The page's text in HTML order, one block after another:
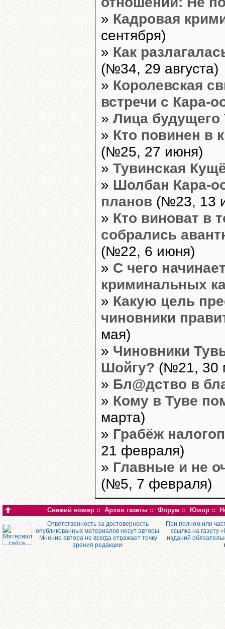
» Кадровая
сентября)
» Как
(№34, 29 августа)
» Королевская
встречи с Кара-
» Лица
» Кто повинен в
(№25, 27 июня)
» Тувинская
» Шолбан Кара-
планов (№23, 13
» Кто виноват в
собрались
(№22, 6 июня)
» С чего
криминальных
» Какую цель
чиновники
мая)
» Чиновники
Шойгу? (№21, 30
» Бл@дство в
» Кому в Туве
марта)
» Грабёж
21 февраля)
» Главные и не
(№5, 7 февраля)
Свежий номер :: Архив газеты :: Форум :: Юмор ::
Ответственность за достоверность
опубликованных материалов несут авторы.
Мнение автора не всегда отражает точку
зрения редакции.
При полном или
ссылка на газету
изданий